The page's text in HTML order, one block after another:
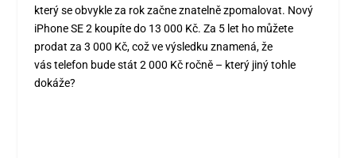
který se obvykle za rok začne znatelně zpomalovat. Nový
iPhone SE 2 koupíte do 13 000 Kč. Za 5 let ho můžete
prodat za 3 000 Kč, což ve výsledku znamená, že
vás telefon bude stát 2 000 Kč ročně – který jiný tohle
dokáže?